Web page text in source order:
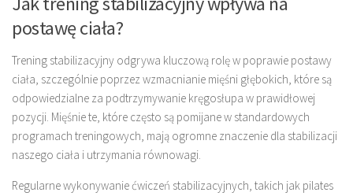
postawę ciała?
Trening stabilizacyjny odgrywa kluczową rolę w poprawie postawy
ciała, szczególnie poprzez wzmacnianie mięśni głębokich, które są
odpowiedzialne za podtrzymywanie kręgosłupa w prawidłowej
pozycji. Mięśnie te, które często są pomijane w standardowych
programach treningowych, mają ogromne znaczenie dla stabilizacji
naszego ciała i utrzymania równowagi.
Regularne wykonywanie ćwiczeń stabilizacyjnych, takich jak pilates